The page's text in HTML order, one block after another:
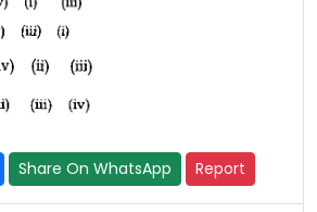
Share On WhatsApp Report